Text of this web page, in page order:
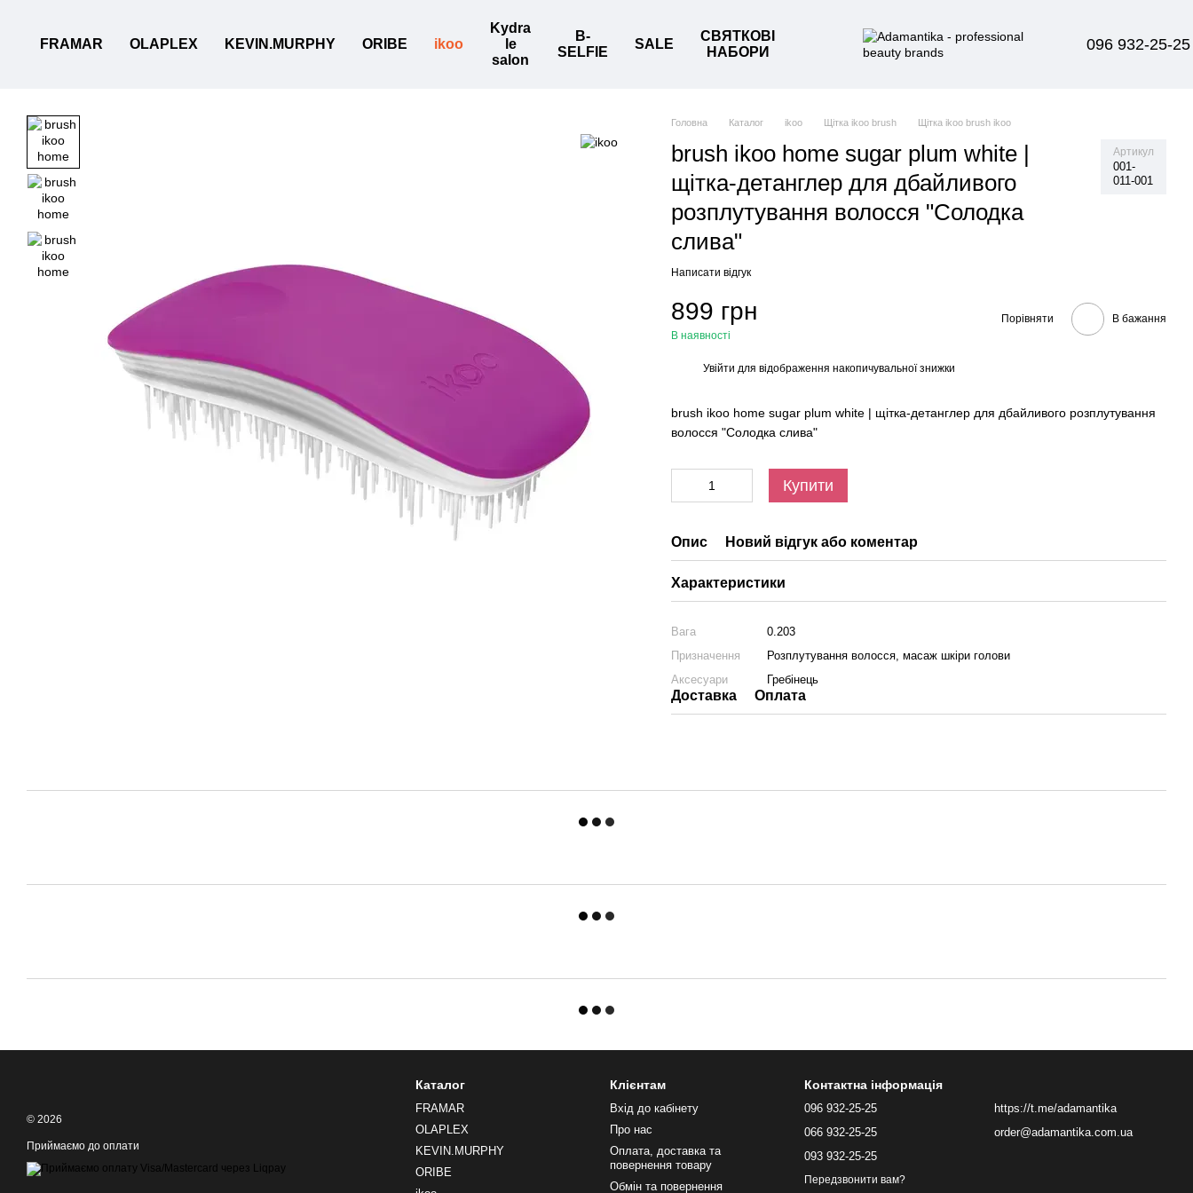
FRAMAR OLAPLEX KEVIN.MURPHY ORIBE ikoo
Kydra
le
salon
B-
SELFIE
SALE
СВЯТКОВІ
НАБОРИ
096 932-25-25
Головна Каталог ikoo Щітка ikoo brush Щітка ikoo brush ikoo
brush ikoo home sugar plum white |
щітка-детанглер для дбайливого
розплутування волосся "Солодка
слива"
Артикул
001-
011-001
Написати відгук
899 грн
В наявності
Порівняти В бажання
Увійти для відображення накопичувальної знижки
brush ikoo home sugar plum white | щітка-детанглер для дбайливого розплутування
волосся "Солодка слива"
Купити
Опис Новий відгук або коментар
Характеристики
Вага
0.203
Призначення
Розплутування волосся, масаж шкіри голови
Аксесуари
Гребінець
Доставка Оплата
© 2026
Приймаємо до оплати
Каталог
FRAMAR
OLAPLEX
KEVIN.MURPHY
ORIBE
Клієнтам
Вхід до кабінету
Про нас
Оплата, доставка та
повернення товару
Обмін та повернення
Контактна інформація
096 932-25-25
066 932-25-25
093 932-25-25
Передзвонити вам?
https://t.me/adamantika
order@adamantika.com.ua